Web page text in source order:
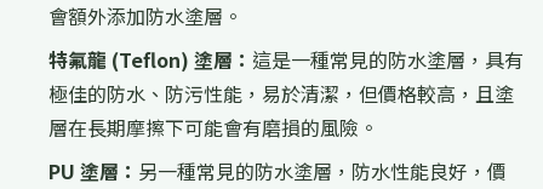
會額外添加防水塗層。
特氟龍 (Teflon) 塗層： 這是一種常見的防水塗層，具有
極佳的防水、防污性能，易於清潔，但價格較高，且塗
層在長期摩擦下可能會有磨損的風險。
PU 塗層： 另一種常見的防水塗層，防水性能良好，價